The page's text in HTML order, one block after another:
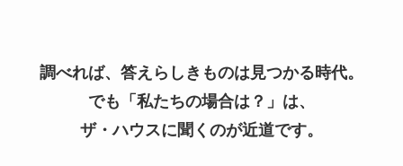
調べれば、答えらしきものは見つかる時代。
でも「私たちの場合は？」は、
ザ・ハウスに聞くのが近道です。